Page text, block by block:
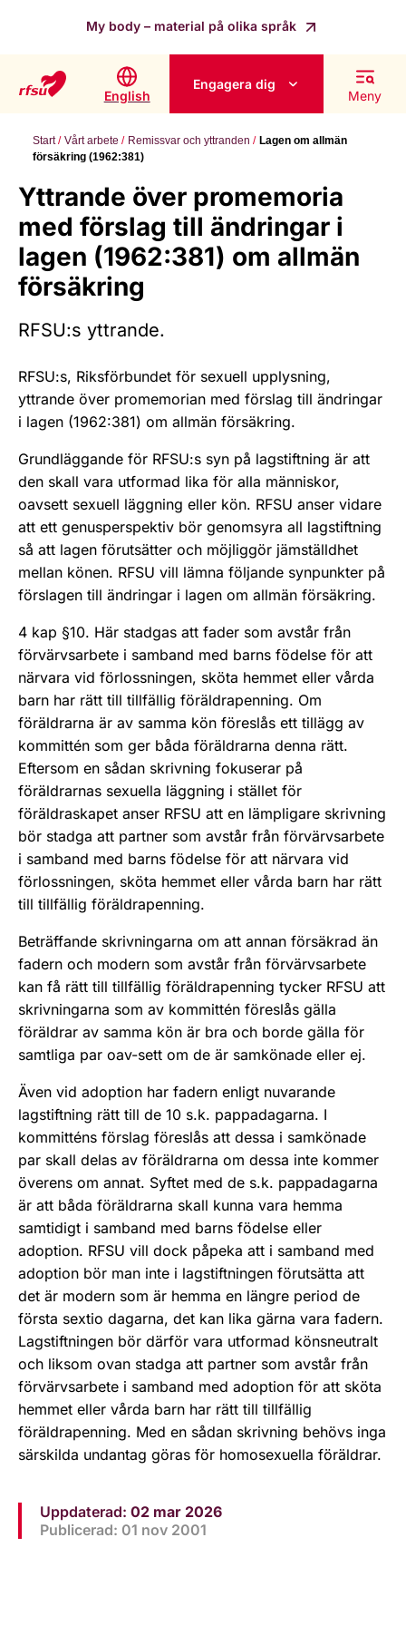
My body – material på olika språk
English
Engagera dig
Meny
Start Vårt arbete Remissvar och yttranden
Lagen om allmän
försäkring (1962:381)
Yttrande över promemoria
med förslag till ändringar i
lagen (1962:381) om allmän
försäkring
RFSU:s yttrande.
RFSU:s, Riksförbundet för sexuell upplysning,
yttrande över promemorian med förslag till ändringar
i lagen (1962:381) om allmän försäkring.
Grundläggande för RFSU:s syn på lagstiftning är att
den skall vara utformad lika för alla människor,
oavsett sexuell läggning eller kön. RFSU anser vidare
att ett genusperspektiv bör genomsyra all lagstiftning
så att lagen förutsätter och möjliggör jämställdhet
mellan könen. RFSU vill lämna följande synpunkter på
förslagen till ändringar i lagen om allmän försäkring.
4 kap §10. Här stadgas att fader som avstår från
förvärvsarbete i samband med barns födelse för att
närvara vid förlossningen, sköta hemmet eller vårda
barn har rätt till tillfällig föräldrapenning. Om
föräldrarna är av samma kön föreslås ett tillägg av
kommittén som ger båda föräldrarna denna rätt.
Eftersom en sådan skrivning fokuserar på
föräldrarnas sexuella läggning i stället för
föräldraskapet anser RFSU att en lämpligare skrivning
bör stadga att partner som avstår från förvärvsarbete
i samband med barns födelse för att närvara vid
förlossningen, sköta hemmet eller vårda barn har rätt
till tillfällig föräldrapenning.
Beträffande skrivningarna om att annan försäkrad än
fadern och modern som avstår från förvärvsarbete
kan få rätt till tillfällig föräldrapenning tycker RFSU att
skrivningarna som av kommittén föreslås gälla
föräldrar av samma kön är bra och borde gälla för
samtliga par oav-sett om de är samkönade eller ej.
Även vid adoption har fadern enligt nuvarande
lagstiftning rätt till de 10 s.k. pappadagarna. I
kommitténs förslag föreslås att dessa i samkönade
par skall delas av föräldrarna om dessa inte kommer
överens om annat. Syftet med de s.k. pappadagarna
är att båda föräldrarna skall kunna vara hemma
samtidigt i samband med barns födelse eller
adoption. RFSU vill dock påpeka att i samband med
adoption bör man inte i lagstiftningen förutsätta att
det är modern som är hemma en längre period de
första sextio dagarna, det kan lika gärna vara fadern.
Lagstiftningen bör därför vara utformad könsneutralt
och liksom ovan stadga att partner som avstår från
förvärvsarbete i samband med adoption för att sköta
hemmet eller vårda barn har rätt till tillfällig
föräldrapenning. Med en sådan skrivning behövs inga
särskilda undantag göras för homosexuella föräldrar.
Uppdaterad: 02 mar 2026
Publicerad: 01 nov 2001